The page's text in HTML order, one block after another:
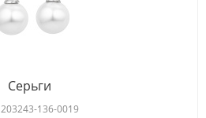
Серьги
203243-136-0019